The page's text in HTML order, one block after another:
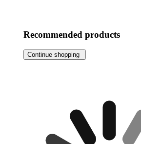
Recommended products
Continue shopping